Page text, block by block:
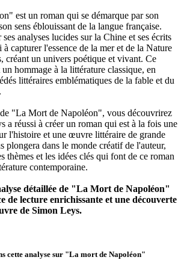
est un roman qui se démarque par son
sens éblouissant de la langue française.
analyses lucides sur la Chine et ses écrits
à capturer l'essence de la mer et de la Nature
créant un univers poétique et vivant. Ce
hommage à la littérature classique, en
littéraires emblématiques de la fable et du
"La Mort de Napoléon", vous découvrirez
a réussi à créer un roman qui est à la fois une
l'histoire et une œuvre littéraire de grande
plongera dans le monde créatif de l'auteur,
thèmes et les idées clés qui font de ce roman
contemporaine.
détaillée de "La Mort de Napoléon"
de lecture enrichissante et une découverte
de Simon Leys.
cette analyse sur "La mort de Napoléon"